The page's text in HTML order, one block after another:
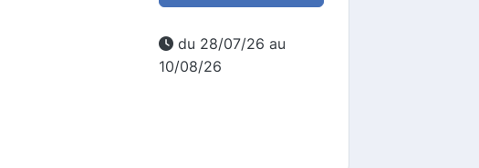
du 28/07/26 au
10/08/26